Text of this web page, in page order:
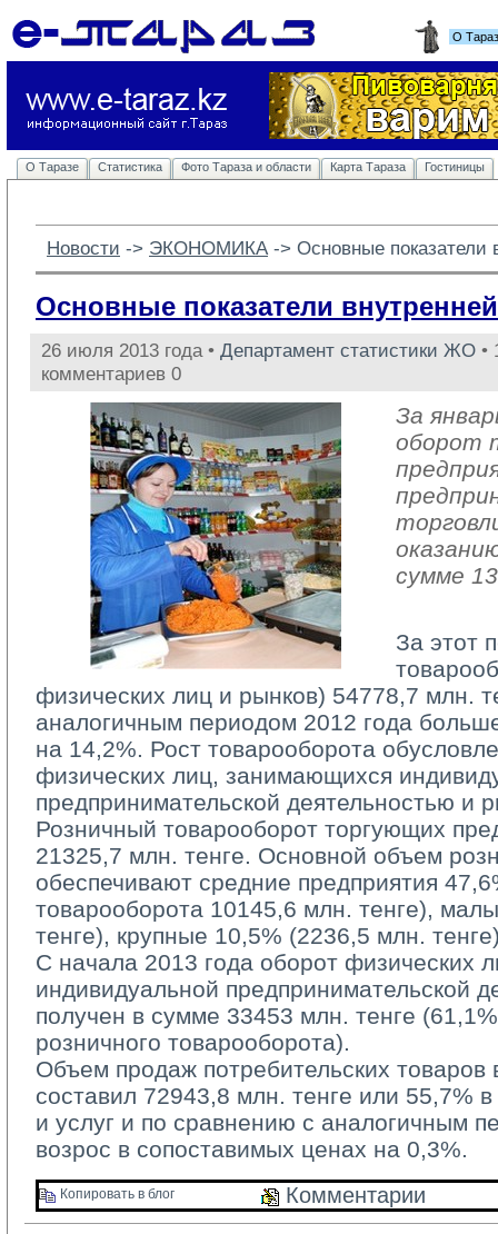
О
О Таразе Статистика Фото Тараза и области Карта Тараза Гостиницы
Новости -> ЭКОНОМИКА -> Основные показатели
Основные показатели
26 июля 2013 года • Департамент статистики ЖО •
комментариев 0
За
оборот
сумме
За этот
физических лиц и рынков) 54778,7 млн.
аналогичным периодом 2012 года
на 14,2%. Рост товарооборота
физических лиц, занимающихся
предпринимательской деятельностью и
Розничный товарооборот торгующих
21325,7 млн. тенге. Основной объем
обеспечивают средние предприятия
товарооборота 10145,6 млн. тенге),
тенге), крупные 10,5% (2236,5 млн.
С начала 2013 года оборот физических
индивидуальной предпринимательской
получен в сумме 33453 млн. тенге
розничного товарооборота).
Объем продаж потребительских товаров
составил 72943,8 млн. тенге или 55,7%
и услуг и по сравнению с аналогичным
возрос в сопоставимых ценах на 0,3%.
Копировать в блог Комментарии